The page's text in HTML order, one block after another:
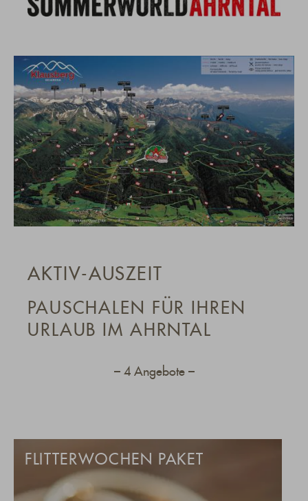
AKTIV-AUSZEIT
PAUSCHALEN FÜR IHREN
URLAUB IM AHRNTAL
4 Angebote
FLITTERWOCHEN PAKET